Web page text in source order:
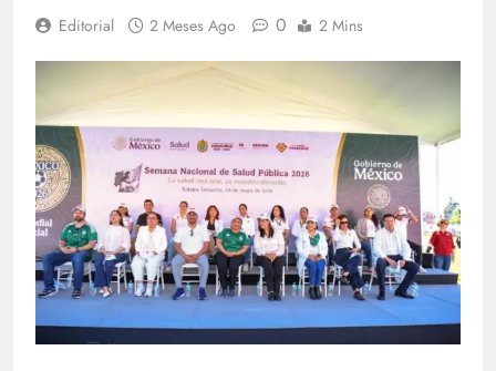
Editorial 2 Meses Ago 0 2 Mins